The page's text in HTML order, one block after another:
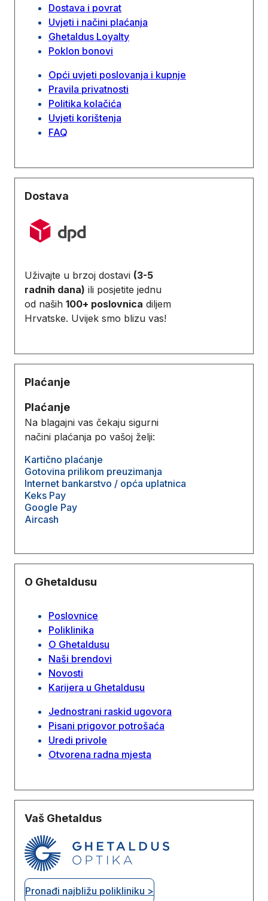
Dostava i povrat
Uvjeti i načini plaćanja
Ghetaldus Loyalty
Poklon bonovi
Opći uvjeti poslovanja i kupnje
Pravila privatnosti
Politika kolačića
Uvjeti korištenja
FAQ
Dostava
Uživajte u brzoj dostavi (3-5
radnih dana) ili posjetite jednu
od naših 100+ poslovnica diljem
Hrvatske. Uvijek smo blizu vas!
Plaćanje
Plaćanje
Na blagajni vas čekaju sigurni
načini plaćanja po vašoj želji:
Kartično plaćanje
Gotovina prilikom preuzimanja
Internet bankarstvo / opća uplatnica
Keks Pay
Google Pay
Aircash
O Ghetaldusu
Poslovnice
Poliklinika
O Ghetaldusu
Naši brendovi
Novosti
Karijera u Ghetaldusu
Jednostrani raskid ugovora
Pisani prigovor potrošaća
Uredi privole
Otvorena radna mjesta
Vaš Ghetaldus
Pronađi najbližu polikliniku >